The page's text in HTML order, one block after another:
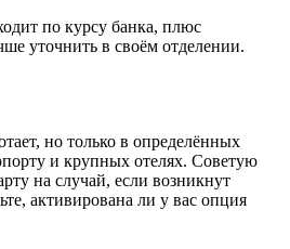
по курсу банка, плюс
уточнить в своём отделении.
но только в определённых
и крупных отелях. Советую
на случай, если возникнут
активирована ли у вас опция